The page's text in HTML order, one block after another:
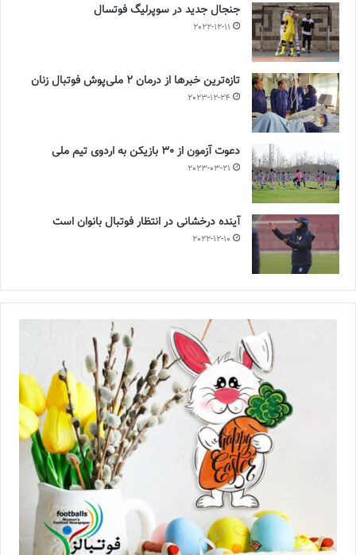
جنجال جدید در سوپرلیگ فوتسال
2022-12-11
تازه‌ترین خبرها از درمان ۲ ملی‌پوش فوتبال زنان
2023-12-24
دعوت آزمون از 30 بازیکن به اردوی تیم ملی
2023-03-21
آینده درخشانی در انتظار فوتبال بانوان است
2022-12-10